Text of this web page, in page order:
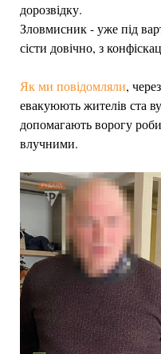
дорозвідку.
Зловмисник - уже під
сісти довічно, з
Як ми повідомляли,
евакуюють жителів ста
допомагають ворогу
влучними.